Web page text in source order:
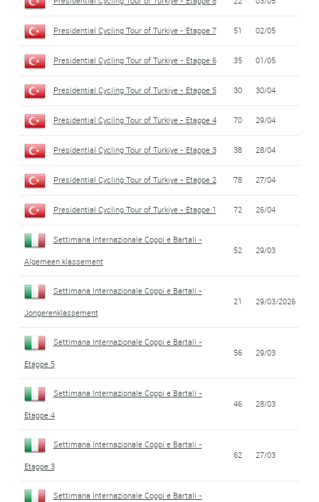
Presidential Cycling Tour of Turkiye - Etappe 7 51 02/05
Presidential Cycling Tour of Turkiye - Etappe 6 35 01/05
Presidential Cycling Tour of Turkiye - Etappe 5 30 30/04
Presidential Cycling Tour of Turkiye - Etappe 4 70 29/04
Presidential Cycling Tour of Turkiye - Etappe 3 38 28/04
Presidential Cycling Tour of Turkiye - Etappe 2 78 27/04
Presidential Cycling Tour of Turkiye - Etappe 1 72 26/04
Settimana Internazionale Coppi e Bartali -
Algemeen klassement
52 29/03
Settimana Internazionale Coppi e Bartali -
Jongerenklassement
21 29/03/2026
Settimana Internazionale Coppi e Bartali -
Etappe 5
56 29/03
Settimana Internazionale Coppi e Bartali -
Etappe 4
46 28/03
Settimana Internazionale Coppi e Bartali -
Etappe 3
62 27/03
Settimana Internazionale Coppi e Bartali -